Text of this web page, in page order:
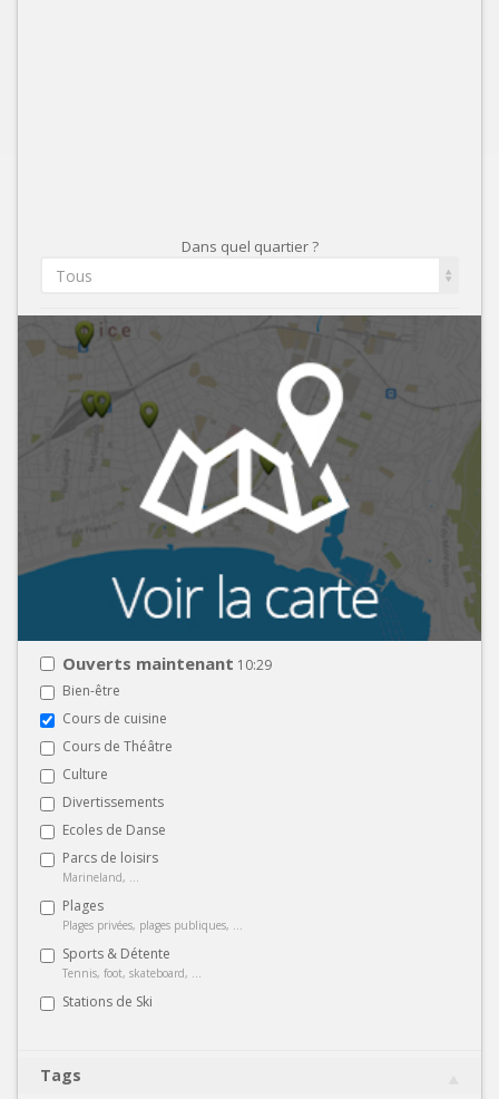
Dans quel quartier ?
Tous
Ouverts maintenant 10:29
Bien-être
Cours de cuisine
Cours de Théâtre
Culture
Divertissements
Ecoles de Danse
Parcs de loisirs
Marineland, ...
Plages
Plages privées, plages publiques, ...
Sports & Détente
Tennis, foot, skateboard, ...
Stations de Ski
Tags